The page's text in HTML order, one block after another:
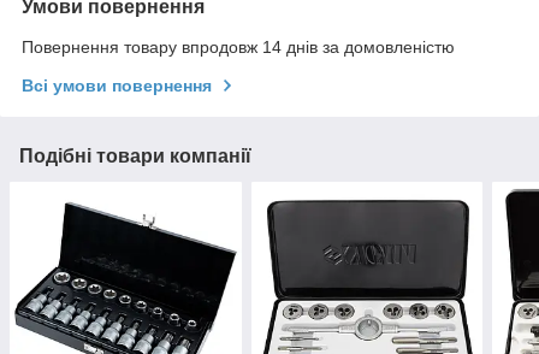
Умови повернення
Повернення товару впродовж 14 днів за домовленістю
Всі умови повернення
Подібні товари компанії